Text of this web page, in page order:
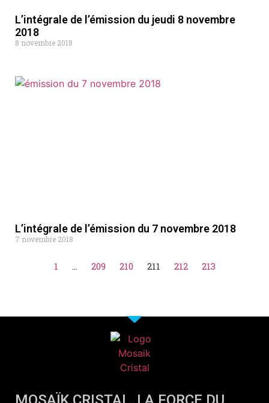
L’intégrale de l’émission du jeudi 8 novembre
2018
8 novembre 2018
L’intégrale de l’émission du 7 novembre 2018
7 novembre 2018
1 … 209 210 211 212 213